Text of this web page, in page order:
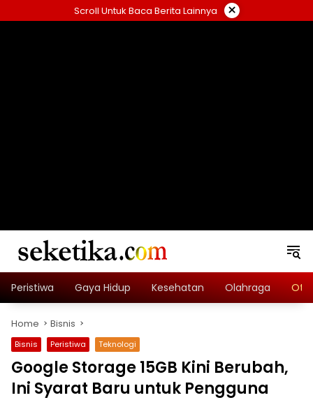
to
Scroll Untuk Baca Berita Lainnya ×
Peristiwa Gaya Hidup Kesehatan Olahraga
Home Bisnis
Bisnis Peristiwa Teknologi
Google Storage 15GB Kini Berubah,
Ini Syarat Baru untuk Pengguna